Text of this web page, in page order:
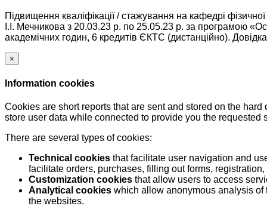
Підвищення кваліфікації / стажування на кафедрі
І.І. Мечникова з 20.03.23 р. по 25.05.23 р. за програмою
академічних годин, 6 кредитів ЄКТС (дистанційно).
×
Information cookies
Cookies are short reports that are sent and stored on the
store user data while connected to provide you the
There are several types of cookies:
Technical cookies that facilitate user navigation and
facilitate orders, purchases, filling out forms,
Customization cookies that allow users to access
Analytical cookies which allow anonymous analysis
the websites.